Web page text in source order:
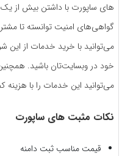
های ساپورت با داشتن بیش از یک
گواهی‌های امنیت توانسته تا
می‌توانید با خرید خدمات از این
خود در وبسایت‌تان باشید.
می‌توانید این خدمات را با هزینه
نکات مثبت های ساپورت
قیمت مناسب ثبت دامنه